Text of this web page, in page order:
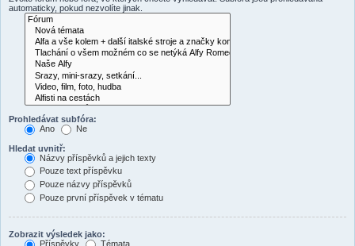
automaticky, pokud nezvolíte jinak.
Prohledávat subfóra:
Ano
Ne
Hledat uvnitř:
Názvy příspěvků a jejich texty
Pouze text příspěvku
Pouze názvy příspěvků
Pouze první příspěvek v tématu
Zobrazit výsledek jako:
Příspěvky
Témata